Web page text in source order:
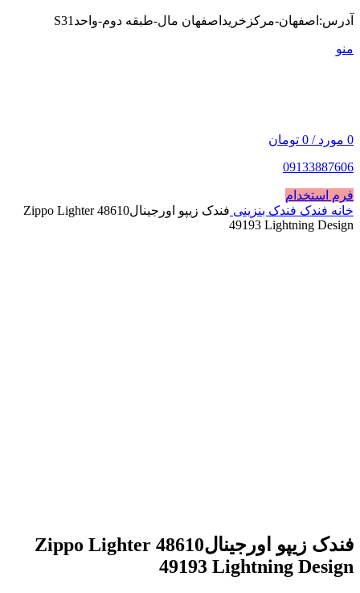
آدرس:اصفهان-مرکزخریداصفهان مال-طبقه دوم-واحدS31
منو
0 مورد /
0 تومان
09133887606
فرم استخدام
خانه فندک فندک بنزینی
فندک زیپو اورجینالZippo Lighter 48610
49193 Lightning Design
فندک زیپو اورجینالZippo Lighter 48610
49193 Lightning Design